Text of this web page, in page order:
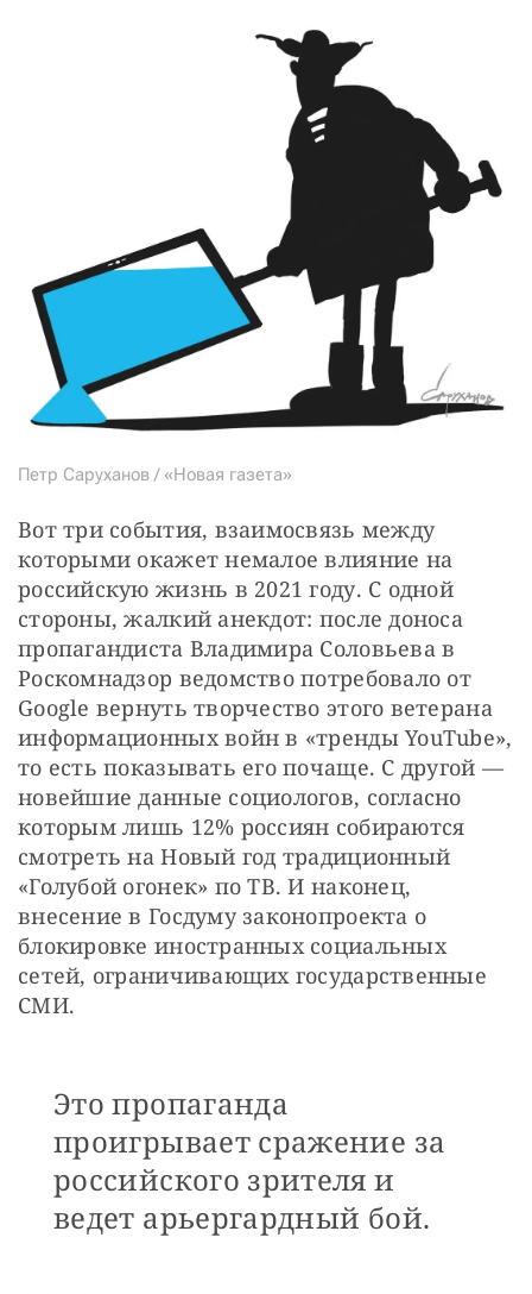
Петр Саруханов / «Новая газета»
Вот три события, взаимосвязь между
которыми окажет немалое влияние на
российскую жизнь в 2021 году. С одной
стороны, жалкий анекдот: после доноса
пропагандиста Владимира Соловьева в
Роскомнадзор ведомство потребовало от
Google вернуть творчество этого ветерана
информационных войн в «тренды YouTube»,
то есть показывать его почаще. С другой —
новейшие данные социологов, согласно
которым лишь 12% россиян собираются
смотреть на Новый год традиционный
«Голубой огонек» по ТВ. И наконец,
внесение в Госдуму законопроекта о
блокировке иностранных социальных
сетей, ограничивающих государственные
СМИ.
Это пропаганда
проигрывает сражение за
российского зрителя и
ведет арьергардный бой.
ПОДЕЛИТЬСЯ С ДРУЗЬЯМИ
donate@novayagazeta.ru